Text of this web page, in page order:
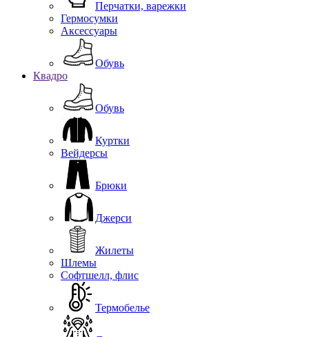
Перчатки, варежки
Гермосумки
Аксессуары
Обувь
Квадро
Обувь
Куртки
Вейдерсы
Брюки
Джерси
Жилеты
Шлемы
Софтшелл, флис
Термобелье